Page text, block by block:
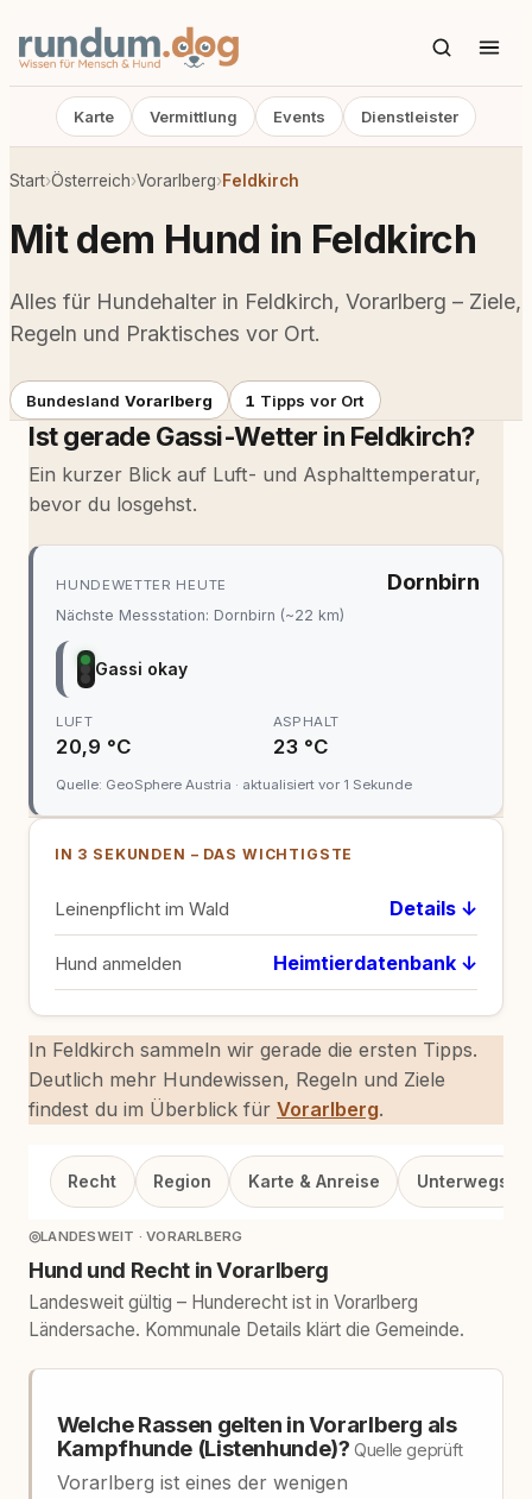
Karte Vermittlung Events Dienstleister
Start›Österreich›Vorarlberg›Feldkirch
Mit dem Hund in Feldkirch
Alles für Hundehalter in Feldkirch, Vorarlberg – Ziele,
Regeln und Praktisches vor Ort.
Bundesland Vorarlberg 1 Tipps vor Ort
Ist gerade Gassi-Wetter in Feldkirch?
Ein kurzer Blick auf Luft- und Asphalttemperatur,
bevor du losgehst.
HUNDEWETTER HEUTE Dornbirn
Nächste Messstation: Dornbirn (~22 km)
Gassi okay
LUFT
20,9 °C
ASPHALT
23 °C
Quelle: GeoSphere Austria · aktualisiert vor 1 Sekunde
IN 3 SEKUNDEN – DAS WICHTIGSTE
Leinenpflicht im Wald Details ↓
Hund anmelden Heimtierdatenbank ↓
In Feldkirch sammeln wir gerade die ersten Tipps.
Deutlich mehr Hundewissen, Regeln und Ziele
findest du im Überblick für Vorarlberg.
Recht Region Karte & Anreise Unterwegs
◎LANDESWEIT · VORARLBERG
Hund und Recht in Vorarlberg
Landesweit gültig – Hunderecht ist in Vorarlberg
Ländersache. Kommunale Details klärt die Gemeinde.
Welche Rassen gelten in Vorarlberg als
Kampfhunde (Listenhunde)?Quelle geprüft
Vorarlberg ist eines der wenigen